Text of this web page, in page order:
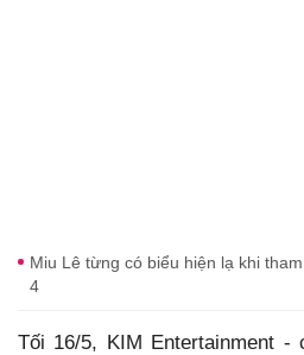
Miu Lê từng có biểu hiện lạ khi
4
Tối 16/5, KIM Entertainment